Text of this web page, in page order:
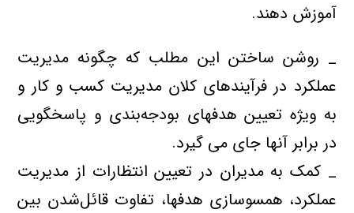
آموزش‌ دهند.
_ روشن ساختن اين مطلب كه چگونه مديريت
عملكرد در فرآيندهاي کلان مديريت كسب و كار و
به ويژه تعيين هدفهاي بودجه‌بندي و پاسخگويي
در برابر آنها جاي مي گيرد.
_ كمك به مديران در تعيين انتظارات از مديريت
عملكرد، همسوسازي هدفها، تفاوت قائل‌شدن بين